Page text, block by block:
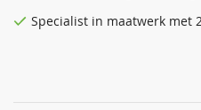
Specialist in maatwerk met